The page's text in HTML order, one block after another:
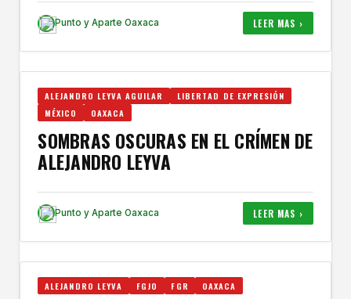
Punto y Aparte Oaxaca LEER MAS ›
ALEJANDRO LEYVA AGUILAR
LIBERTAD DE EXPRESIÓN
MÉXICO
OAXACA
SOMBRAS OSCURAS EN EL CRÍMEN DE
ALEJANDRO LEYVA
Punto y Aparte Oaxaca LEER MAS ›
ALEJANDRO LEYVA FGJO FGR OAXACA